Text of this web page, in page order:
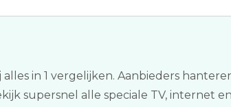
in 1 vergelijken. Aanbieders
supersnel alle speciale TV, internet